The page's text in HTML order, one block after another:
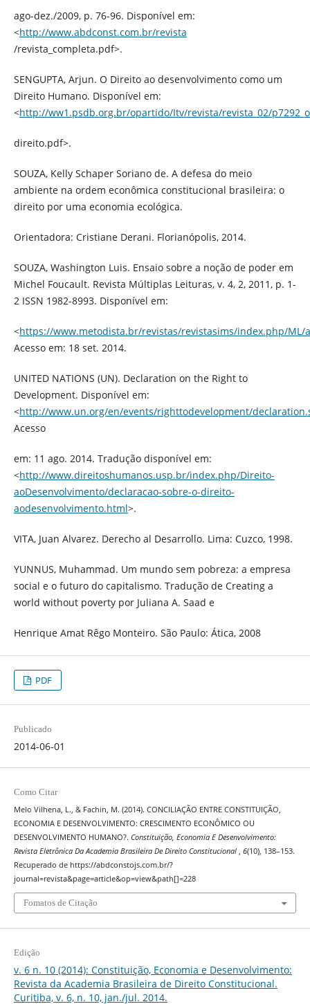
ago-dez./2009, p. 76-96. Disponível em:
<http://www.abdconst.com.br/revista
/revista_completa.pdf>.
SENGUPTA, Arjun. O Direito ao desenvolvimento como um
Direito Humano. Disponível em:
<http://ww1.psdb.org.br/opartido/Itv/revista/revista_02/
direito.pdf>.
SOUZA, Kelly Schaper Soriano de. A defesa do meio
ambiente na ordem econômica constitucional brasileira: o
direito por uma economia ecológica.
Orientadora: Cristiane Derani. Florianópolis, 2014.
SOUZA, Washington Luis. Ensaio sobre a noção de poder em
Michel Foucault. Revista Múltiplas Leituras, v. 4, 2, 2011, p. 1-
2 ISSN 1982-8993. Disponível em:
<https://www.metodista.br/revistas/revistasims/index.php/ML/
Acesso em: 18 set. 2014.
UNITED NATIONS (UN). Declaration on the Right to
Development. Disponível em:
<http://www.un.org/en/events/righttodevelopment/
Acesso
em: 11 ago. 2014. Tradução disponível em:
<http://www.direitoshumanos.usp.br/index.php/Direito-
aoDesenvolvimento/declaracao-sobre-o-direito-
aodesenvolvimento.html>.
VITA, Juan Alvarez. Derecho al Desarrollo. Lima: Cuzco, 1998.
YUNNUS, Muhammad. Um mundo sem pobreza: a empresa
social e o futuro do capitalismo. Tradução de Creating a
world without poverty por Juliana A. Saad e
Henrique Amat Rêgo Monteiro. São Paulo: Ática, 2008
PDF
Publicado
2014-06-01
Como Citar
Melo Vilhena, L., & Fachin, M. (2014). CONCILIAÇÃO ENTRE CONSTITUIÇÃO,
ECONOMIA E DESENVOLVIMENTO: CRESCIMENTO ECONÔMICO OU
DESENVOLVIMENTO HUMANO?. Constituição, Economia E Desenvolvimento:
Revista Eletrônica Da Academia Brasileira De Direito Constitucional , 6(10), 138–153.
Recuperado de https://abdconstojs.com.br/?
journal=revista&page=article&op=view&path[]=228
Fomatos de Citação
Edição
v. 6 n. 10 (2014): Constituição, Economia e Desenvolvimento:
Revista da Academia Brasileira de Direito Constitucional.
Curitiba, v. 6, n. 10, jan./jul. 2014.